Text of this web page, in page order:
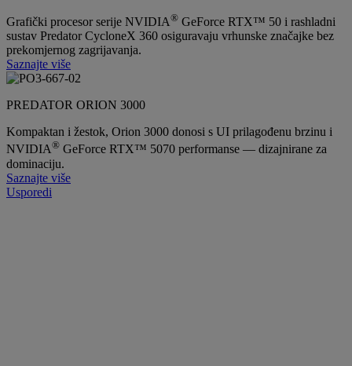
Grafički procesor serije NVIDIA® GeForce RTX™ 50 i rashladni
sustav Predator CycloneX 360 osiguravaju vrhunske značajke bez
prekomjernog zagrijavanja.
Saznajte više
PREDATOR ORION 3000
Kompaktan i žestok, Orion 3000 donosi s UI prilagođenu brzinu i
NVIDIA® GeForce RTX™ 5070 performanse — dizajnirane za
dominaciju.
Saznajte više
Usporedi